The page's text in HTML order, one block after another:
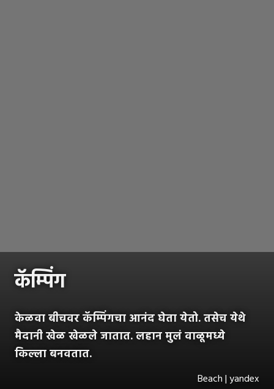
कॅम्पिंग
केळवा बीचवर कॅम्पिंगचा आनंद घेता येतो. तसेच येथे
मैदानी खेळ खेळले जातात. लहान मुलं वाळूमध्ये
किल्ला बनवतात.
Beach | yandex